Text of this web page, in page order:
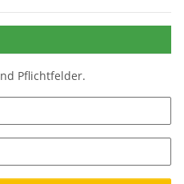
Pflichtfelder.